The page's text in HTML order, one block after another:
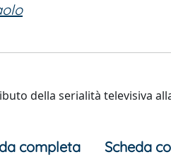
della serialità televisiva
completa Scheda